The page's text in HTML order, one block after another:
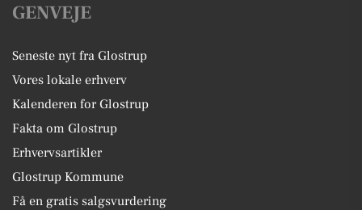
GENVEJE
Seneste nyt fra Glostrup
Vores lokale erhverv
Kalenderen for Glostrup
Fakta om Glostrup
Erhvervsartikler
Glostrup Kommune
Få en gratis salgsvurdering